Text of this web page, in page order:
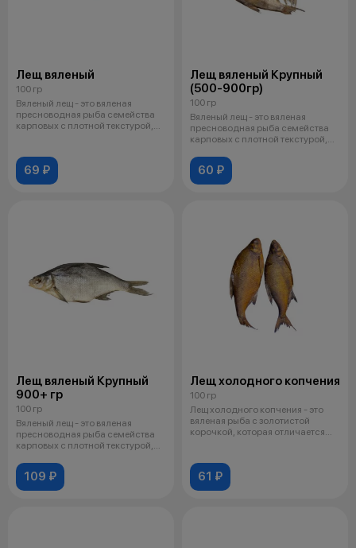
Лещ вяленый
100 гр
Вяленый лещ - это вяленая
пресноводная рыба семейства
карповых с плотной текстурой,
69 ₽
Лещ вяленый Крупный
(500-900гр)
100 гр
Вяленый лещ - это вяленая
пресноводная рыба семейства
карповых с плотной текстурой,
60 ₽
Лещ вяленый Крупный
900+ гр
100 гр
Вяленый лещ - это вяленая
пресноводная рыба семейства
карповых с плотной текстурой,
109 ₽
Лещ холодного копчения
100 гр
Лещ холодного копчения - это
вяленая рыба с золотистой
корочкой, которая отличается
61 ₽